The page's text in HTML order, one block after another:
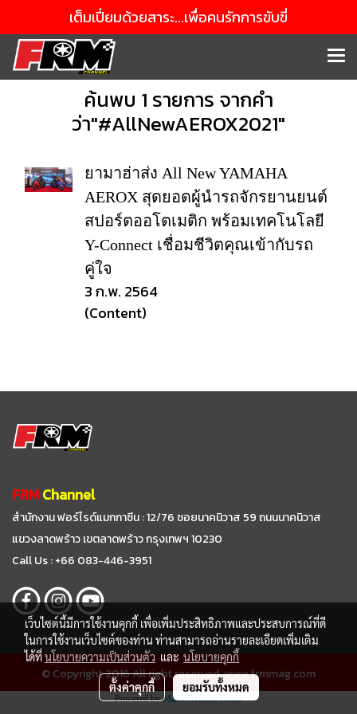
เต็มเปี่ยมด้วยสาระ...เพื่อคนรักการขับขี่
ค้นพบ 1 รายการ จากคำ
ว่า"#AllNewAEROX2021"
ยามาฮ่าส่ง All New YAMAHA
AEROX สุดยอดผู้นำรถจักรยานยนต์
สปอร์ตออโตเมติก พร้อมเทคโนโลยี
Y-Connect เชื่อมชีวิตคุณเข้ากับรถ
คู่ใจ
3 ก.พ. 2564
(Content)
FRMChannel
สำนักงาน ฟอร์ไรด์แมกกาซีน : 12/76 ซอยนาคนิวาส 59ถนนนาคนิวาส
แขวงลาดพร้าว เขตลาดพร้าว กรุงเทพฯ 10230
Call Us : +66 083-446-3951
© Copyright 2016 All right reserved. www.frmmag.com
Powered byMakeWebEasy.com
เว็บไซต์นี้มีการใช้งานคุกกี้ เพื่อเพิ่มประสิทธิภาพและประสบการณ์ที่ดี
ในการใช้งานเว็บไซต์ของท่าน ท่านสามารถอ่านรายละเอียดเพิ่มเติม
ได้ที่นโยบายความเป็นส่วนตัว และ นโยบายคุกกี้
ตั้งค่าคุกกี้ ยอมรับทั้งหมด